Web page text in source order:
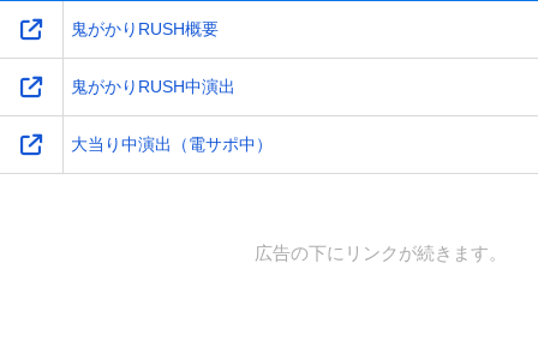
鬼がかりRUSH概要
鬼がかりRUSH中演出
大当り中演出（電サポ中）
広告の下にリンクが続きます。